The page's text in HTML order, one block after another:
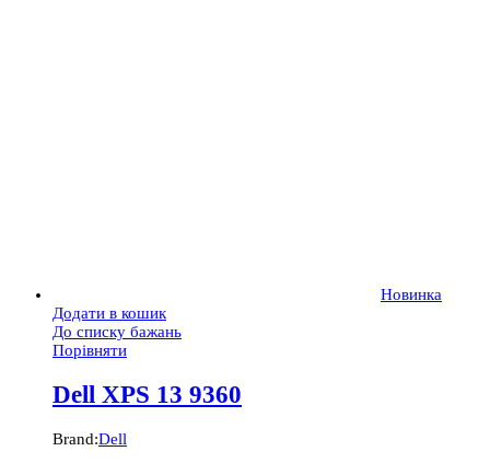
Новинка
Додати в кошик
До списку бажань
Порівняти
Dell XPS 13 9360
Brand:Dell